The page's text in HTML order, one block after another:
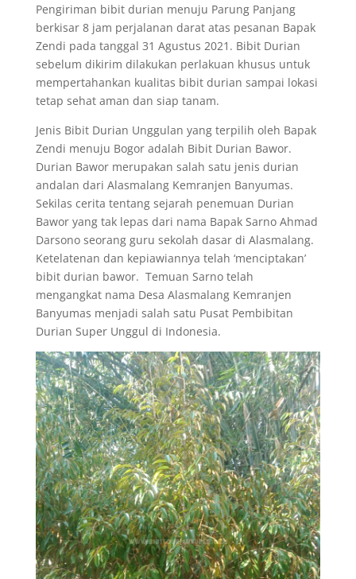
Pengiriman bibit durian menuju Parung Panjang
berkisar 8 jam perjalanan darat atas pesanan Bapak
Zendi pada tanggal 31 Agustus 2021. Bibit Durian
sebelum dikirim dilakukan perlakuan khusus untuk
mempertahankan kualitas bibit durian sampai lokasi
tetap sehat aman dan siap tanam.
Jenis Bibit Durian Unggulan yang terpilih oleh Bapak
Zendi menuju Bogor adalah Bibit Durian Bawor.
Durian Bawor merupakan salah satu jenis durian
andalan dari Alasmalang Kemranjen Banyumas.
Sekilas cerita tentang sejarah penemuan Durian
Bawor yang tak lepas dari nama Bapak Sarno Ahmad
Darsono seorang guru sekolah dasar di Alasmalang.
Ketelatenan dan kepiawiannya telah ‘menciptakan’
bibit durian bawor. Temuan Sarno telah
mengangkat nama Desa Alasmalang Kemranjen
Banyumas menjadi salah satu Pusat Pembibitan
Durian Super Unggul di Indonesia.